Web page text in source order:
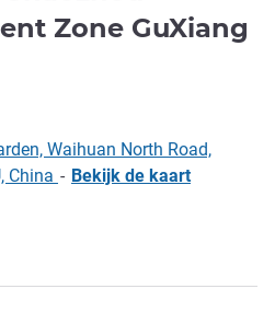
Zone GuXiang
Waihuan North Road,
China - Bekijk de kaart